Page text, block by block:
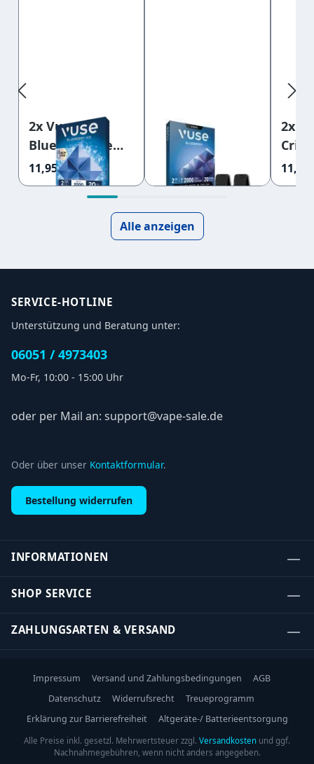
2x Vuse Pod
Blueberry Ice
0mg
11,95 €
2x Vuse Pod
Blueberry Nic
Salts 20mg
11,95 €
2x
11,95
Alle anzeigen
SERVICE-HOTLINE
Unterstützung und Beratung unter:
06051 / 4973403
Mo-Fr, 10:00 - 15:00 Uhr
oder per Mail an: support@vape-sale.de
Oder über unser Kontaktformular.
Bestellung widerrufen
INFORMATIONEN
SHOP SERVICE
ZAHLUNGSARTEN & VERSAND
Impressum Versand und Zahlungsbedingungen
AGB
Datenschutz
Widerrufsrecht
Treueprogramm
Erklärung zur Barrierefreiheit
Altgeräte-/ Batterieentsorgung
Alle Preise inkl. gesetzl. Mehrwertsteuer zzgl. Versandkosten und ggf.
Nachnahmegebühren, wenn nicht anders angegeben.